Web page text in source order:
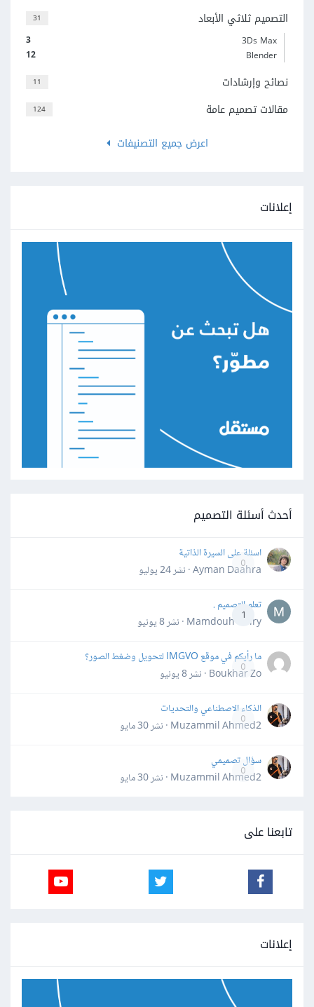
31 التصميم ثلاثي الأبعاد
3
3Ds Max
12
Blender
11 نصائح وإرشادات
124
مقالات تصميم عامة
اعرض جميع التصنيفات
إعلانات
أحدث أسئلة التصميم
0
اسئلة على السيرة الذاتية
Ayman Daahra · نشر
24 يوليو
1
تعلم التصميم .
Mamdouh Khiry · نشر
8 يونيو
0
ما رأيكم في موقع IMGVO لتحويل وضغط الصور؟
Boukhar Zo · نشر
8 يونيو
0
الذكاء الاصطناعي والتحديات
Muzammil Ahmed2 · نشر
30 مايو
0
سؤال تصميمي
Muzammil Ahmed2 · نشر
30 مايو
تابعنا على
إعلانات